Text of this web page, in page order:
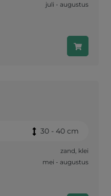
juli - augustus
30 - 40 cm
zand, klei
mei - augustus